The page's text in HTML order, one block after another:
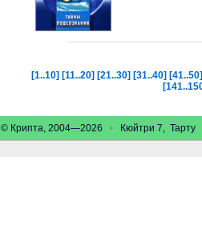
[1..10] [11..20] [21..30] [31..40] [41..50]
© Крипта, 2004—2026 • Кюйтри 7, Тарту